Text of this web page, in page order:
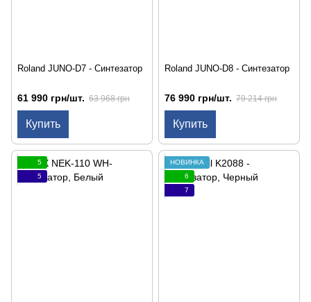
Roland JUNO-D7 - Синтезатор
61 990 грн/шт. 63 968 грн
Купить
Roland JUNO-D8 - Синтезатор
76 990 грн/шт. 79 214 грн
Купить
5
5
НОВИНКА
6
7